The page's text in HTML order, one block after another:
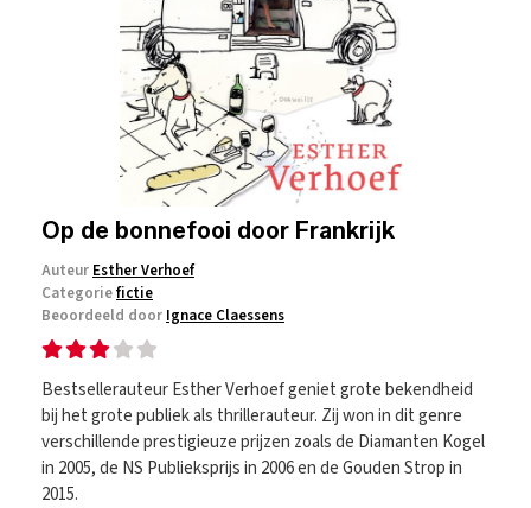
Op de bonnefooi door Frankrijk
Auteur Esther Verhoef
Categoriefictie
Beoordeeld door Ignace Claessens
Bestsellerauteur Esther Verhoef geniet grote bekendheid
bij het grote publiek als thrillerauteur. Zij won in dit genre
verschillende prestigieuze prijzen zoals de Diamanten Kogel
in 2005, de NS Publieksprijs in 2006 en de Gouden Strop in
2015.